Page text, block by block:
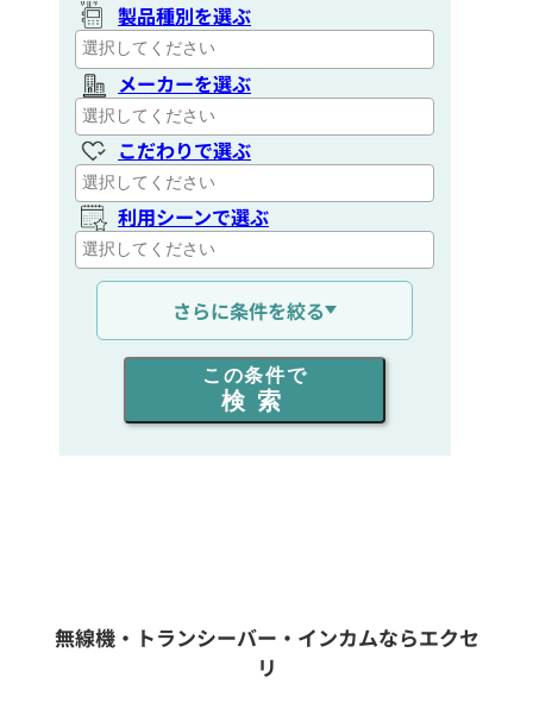
製品種別を選ぶ
メーカーを選ぶ
こだわりで選ぶ
利用シーンで選ぶ
通信距離を選ぶ
出力を選ぶ
同時通話人数を選ぶ
フリーワード入力(製品名等)
さらに条件を絞る
この条件で
検索
無線機・トランシーバー・インカムならエクセ
リ